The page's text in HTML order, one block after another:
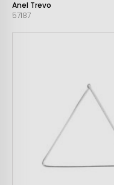
Anel Trevo
57187